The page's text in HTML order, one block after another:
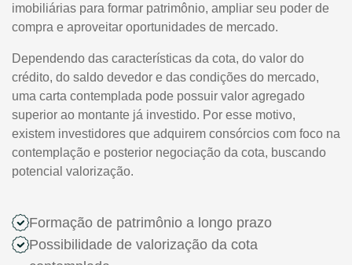
imobiliárias para formar patrimônio, ampliar seu poder de
compra e aproveitar oportunidades de mercado.
Dependendo das características da cota, do valor do
crédito, do saldo devedor e das condições do mercado,
uma carta contemplada pode possuir valor agregado
superior ao montante já investido. Por esse motivo,
existem investidores que adquirem consórcios com foco na
contemplação e posterior negociação da cota, buscando
potencial valorização.
Formação de patrimônio a longo prazo
Possibilidade de valorização da cota